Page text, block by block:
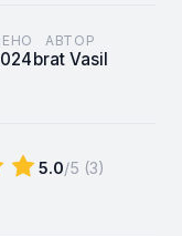
АВТОР
brat Vasil
5.0/5 (3)